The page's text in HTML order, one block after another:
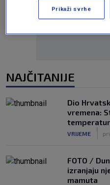
NAJČITANIJE
Dio
vremena:
VRIJEME
FOTO /
izranjaju
mamuta
Prikaži svrhe